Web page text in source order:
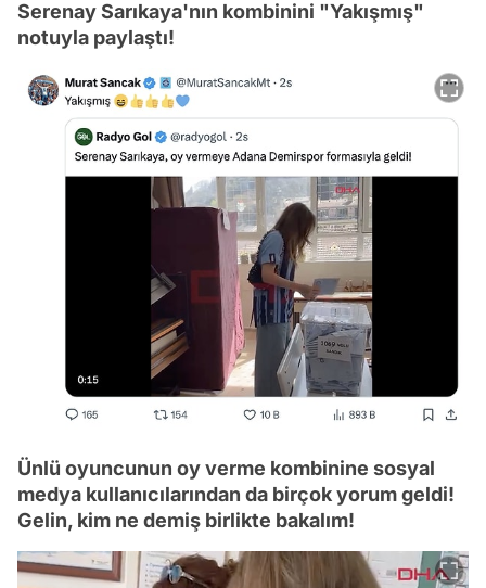
Serenay Sarıkaya'nın kombinini "Yakışmış"
notuyla paylaştı!
Ünlü oyuncunun oy verme kombinine sosyal
medya kullanıcılarından da birçok yorum geldi!
Gelin, kim ne demiş birlikte bakalım!